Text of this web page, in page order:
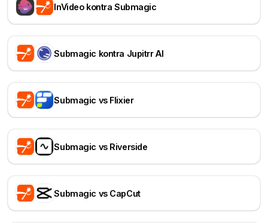
InVideo kontra Submagic
Submagic kontra Jupitrr AI
Submagic vs Flixier
Submagic vs Riverside
Submagic vs CapCut